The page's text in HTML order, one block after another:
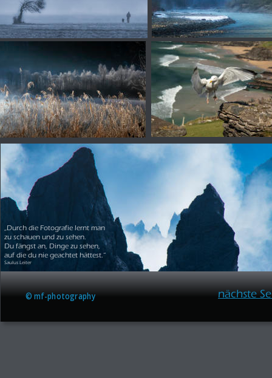
© mf-photography nächste
„Durch die Fotografie lernt man
zu schauen und zu sehen.
Du fängst an, Dinge zu sehen,
auf die du nie geachtet hättest.“
Saulus Leiter